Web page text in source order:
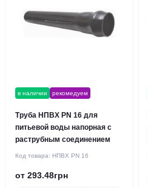
в наличии рекомедуем
Труба НПВХ PN 16 для
питьевой воды напорная с
раструбным соединением
Код товара: НПВХ PN 16
от 293.48грн